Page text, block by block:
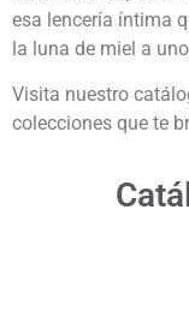
esa lencería íntima
la luna de miel a
Visita nuestro
colecciones que te